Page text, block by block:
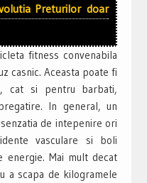
Preturilor doar
fitness convenabila
casnic. Aceasta poate fi
cat si pentru barbati,
In general, un
de intepenire ori
vasculare si boli
energie. Mai mult decat
a scapa de kilogramele